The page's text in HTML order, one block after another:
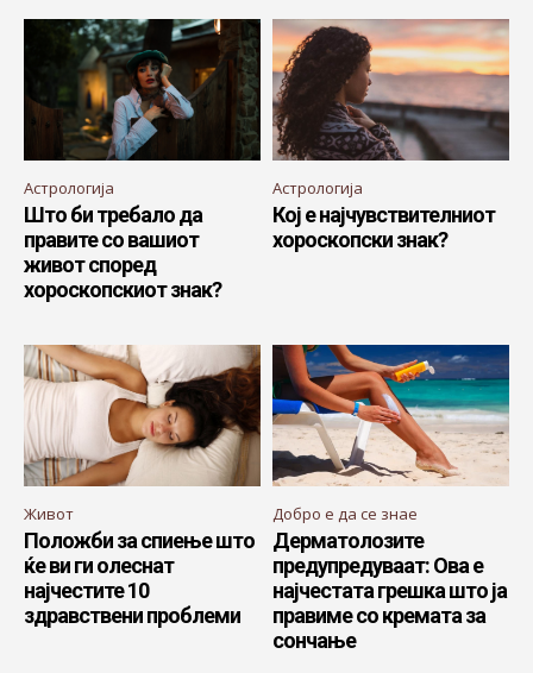
Астрологија
Што би требало да
правите со вашиот
живот според
хороскопскиот знак?
Астрологија
Кој е најчувствителниот
хороскопски знак?
Живот
Положби за спиење што
ќе ви ги олеснат
најчестите 10
здравствени проблеми
Добро е да се знае
Дерматолозите
предупредуваат: Ова е
најчестата грешка што ја
правиме со кремата за
сончање